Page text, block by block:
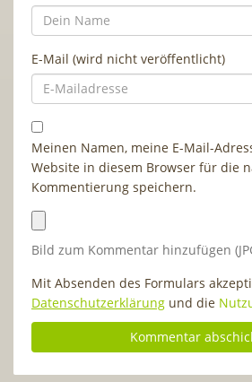
E-Mail (wird nicht veröffentlicht)
Meinen Namen, meine E-Mail-
Website in diesem Browser für die
Kommentierung speichern.
Bild zum Kommentar hinzufügen
Mit Absenden des Formulars
Datenschutzerklärung und die